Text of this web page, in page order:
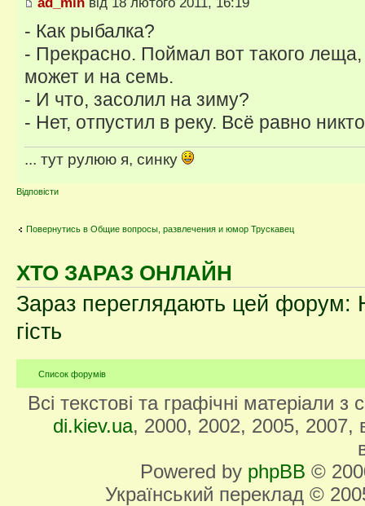
- Как рыбалка?
- Прекрасно. Поймал вот такого
может и на семь.
- И что, засолил на зиму?
- Нет, отпустил в реку. Всё равно
... тут рулюю я, синку
Відповісти
Повернутись в Общие вопросы, развлечения и юмор Трускавец
ХТО ЗАРАЗ ОНЛАЙН
Зараз переглядають цей форум:
гість
Список форумів
Всі текстові та графічні матеріали
di.kiev.ua, 2000, 2002, 2005, 2007,
Powered by phpBB ©
Український переклад ©